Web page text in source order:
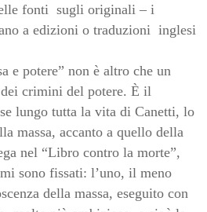
fonti sugli originali – i
a edizioni o traduzioni inglesi
e potere” non è altro che un
crimini del potere. È il
lungo tutta la vita di Canetti, lo
massa, accanto a quello della
nel “Libro contro la morte”,
sono fissati: l’uno, il meno
della massa, eseguito con